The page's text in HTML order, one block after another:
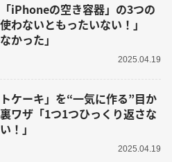
iPhoneの空き容器」の3つの
わないともったいない！」
かった」
2025.04.19
トケーキ」を“一気に作る”目か
ワザ「1つ1つひっくり返さな
！」
2025.04.19